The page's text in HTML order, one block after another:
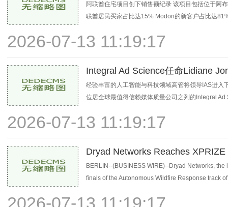
阿联酋住宅项目创下销售额纪录 该项目包括位于阿
联酋居民买家占比达15% Modon的新客户占比达
2026-07-13 11:19:17
Integral Ad Science任命Lidiane
经验丰富的人工智能与科技领域高管将领导IAS进
位居全球最值得信赖媒体质量公司之列的Integral
2026-07-13 11:19:17
Dryad Networks Reaches
and Supp
BERLIN--(BUSINESS WIRE)--Dryad Networks,
finals of the Autonomous Wildfire Response track
2026-07-13 11:19:17